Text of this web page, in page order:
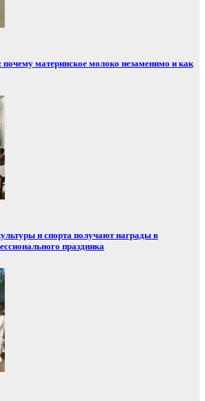
почему материнское молоко незаменимо и как
и спорта получают награды в
праздника